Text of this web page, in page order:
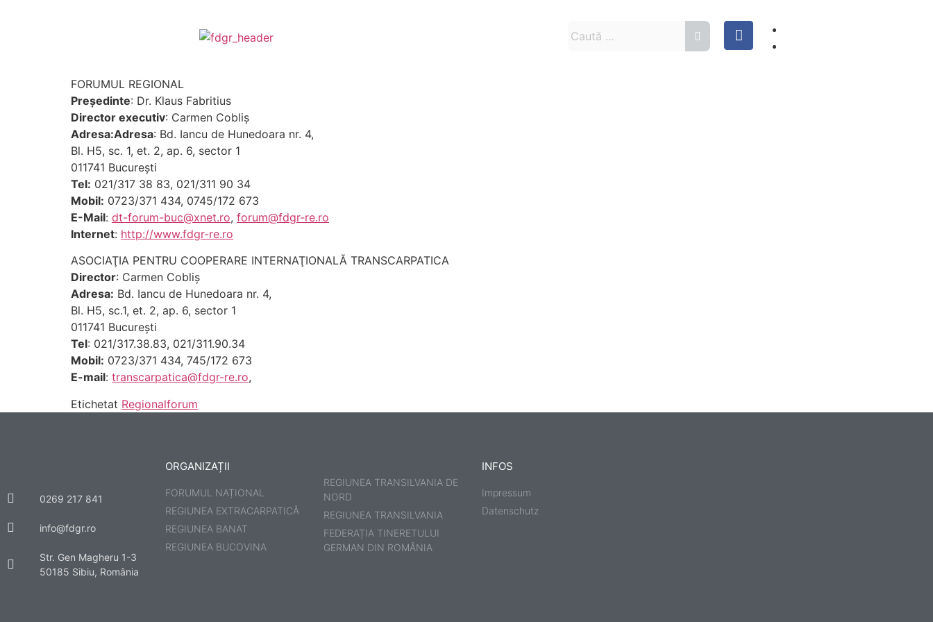
FORUMUL REGIONAL
Preşedinte: Dr. Klaus Fabritius
Director executiv: Carmen Cobliş
Adresa:Adresa: Bd. Iancu de Hunedoara nr. 4,
Bl. H5, sc. 1, et. 2, ap. 6, sector 1
011741 Bucureşti
Tel: 021/317 38 83, 021/311 90 34
Mobil: 0723/371 434, 0745/172 673
E-Mail: dt-forum-buc@xnet.ro, forum@fdgr-re.ro
Internet: http://www.fdgr-re.ro
ASOCIAŢIA PENTRU COOPERARE INTERNAŢIONALĂ TRANSCARPATICA
Director: Carmen Cobliş
Adresa: Bd. Iancu de Hunedoara nr. 4,
Bl. H5, sc.1, et. 2, ap. 6, sector 1
011741 Bucureşti
Tel: 021/317.38.83, 021/311.90.34
Mobil: 0723/371 434, 745/172 673
E-mail: transcarpatica@fdgr-re.ro,
Etichetat Regionalforum
0269 217 841
info@fdgr.ro
Str. Gen Magheru 1-3
50185 Sibiu, România
ORGANIZAȚII
FORUMUL NAȚIONAL
REGIUNEA EXTRACARPATICĂ
REGIUNEA BANAT
REGIUNEA BUCOVINA
REGIUNEA TRANSILVANIA DE
NORD
REGIUNEA TRANSILVANIA
FEDERAȚIA TINERETULUI
GERMAN DIN ROMÂNIA
INFOS
Impressum
Datenschutz